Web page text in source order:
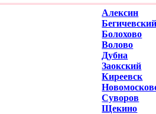
Алексин
Болохово
Волово
Дубна
Заокский
Киреевск
Суворов
Щекино